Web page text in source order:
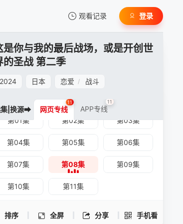
观看记录
观影记录
暂无观看影片的记录
登录
是你与我的最后战场，或是开创世
的圣战 第二季
2024 日本 恋爱 / 战斗
排序 全屏 分享 手机看
这是你与我的最后战场，或是开创世界的圣
战 第二季 -第08集
|换源➡ 网页专线
11
APP专线
11
第01集 第02集 第03集
第04集 第05集 第06集
第07集 第08集 第09集
第10集 第11集